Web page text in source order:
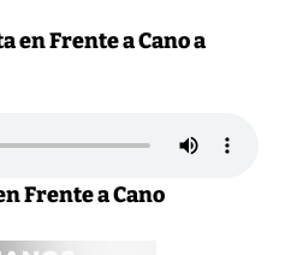
en Frente a Cano a
Frente a Cano